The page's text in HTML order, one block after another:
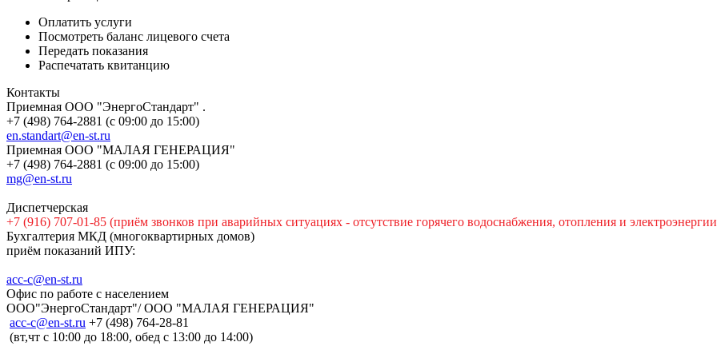
Оплатить услуги
Посмотреть баланс лицевого счета
Передать показания
Распечатать квитанцию
Контакты
Приемная ООО "ЭнергоСтандарт" .
+7 (498) 764-2881 (с 09:00 до 15:00)
en.standart@en-st.ru
Приемная ООО "МАЛАЯ ГЕНЕРАЦИЯ"
+7 (498) 764-2881 (с 09:00 до 15:00)
mg@en-st.ru
Диспетчерская
+7 (916) 707-01-85 (приём звонков при аварийных ситуациях - отсутствие горячего водоснабжения, отопления и
Бухгалтерия МКД (многоквартирных домов)
приём показаний ИПУ:
acc-c@en-st.ru
Офис по работе с населением
ООО"ЭнергоСтандарт"/ ООО "МАЛАЯ ГЕНЕРАЦИЯ"
асс-с@en-st.ru +7 (498) 764-28-81
(вт,чт с 10:00 до 18:00, обед с 13:00 до 14:00)